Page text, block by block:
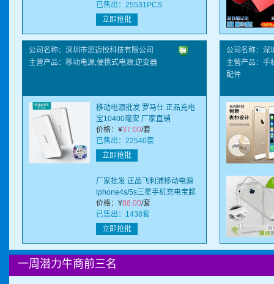
已售出：25531PCS
立即抢批
公司名称：深圳市思迈悦科技有限公司
主营产品：移动电源;便携式电源;逆变器
移动电源批发 罗马仕 正品充电
宝10400毫安 厂家直销
价格： ¥37.00/套
已售出：22540套
立即抢批
厂家批发 正品飞利浦移动电源
iphone4s/5s三星手机充电宝超
薄
价格： ¥88.00/套
已售出：1438套
立即抢批
公司名称：深
主营产品：手
配件
一周潜力牛商前三名